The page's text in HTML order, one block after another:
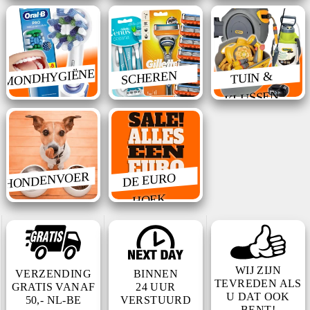
MONDHYGIËNE SCHEREN TUIN &
KLUSSEN
HONDENVOER DE EURO
HOEK
VERZENDING
GRATIS VANAF
50,- NL-BE
BINNEN
24 UUR
VERSTUURD
WIJ ZIJN
TEVREDEN ALS
U DAT OOK